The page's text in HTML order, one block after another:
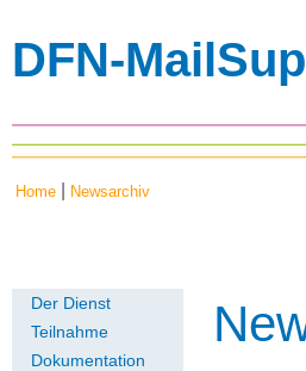
DFN-
Home Newsarchiv
Der Dienst
Teilnahme
Dokumentation